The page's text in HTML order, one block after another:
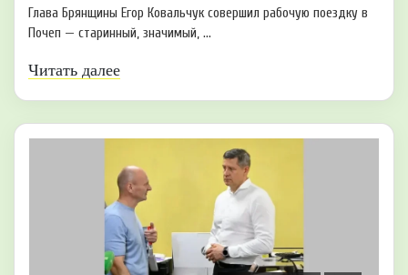
Глава Брянщины Егор Ковальчук совершил рабочую поездку в
Почеп — старинный, значимый, ...
Читать далее